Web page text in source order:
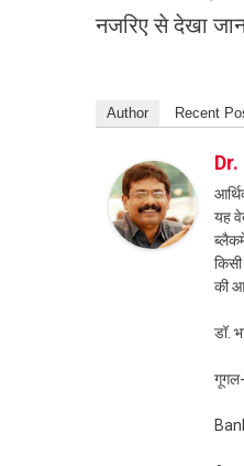
नजरिए से देखा
Author Recent
यह
की
डॉ.